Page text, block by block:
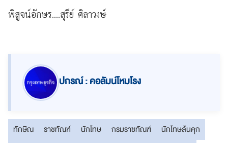
พิสูจน์อักษร....สุรีย์ ศิลาวงษ์
ปกรณ์ : คอลัมน์โหมโรง
ทักษิณ ราชทัณฑ์ นักโทษ กรมราชทัณฑ์
นักโทษล้นคุก